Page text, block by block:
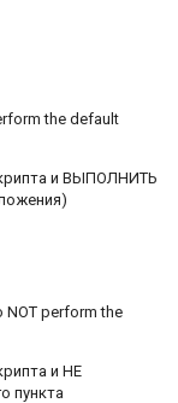
the default
и ВЫПОЛНИТЬ
perform the
и НЕ
пункта